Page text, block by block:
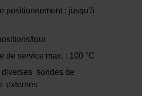
positionnement : jusqu'à
tour
de service max. : 100 °C
sondes de
externes